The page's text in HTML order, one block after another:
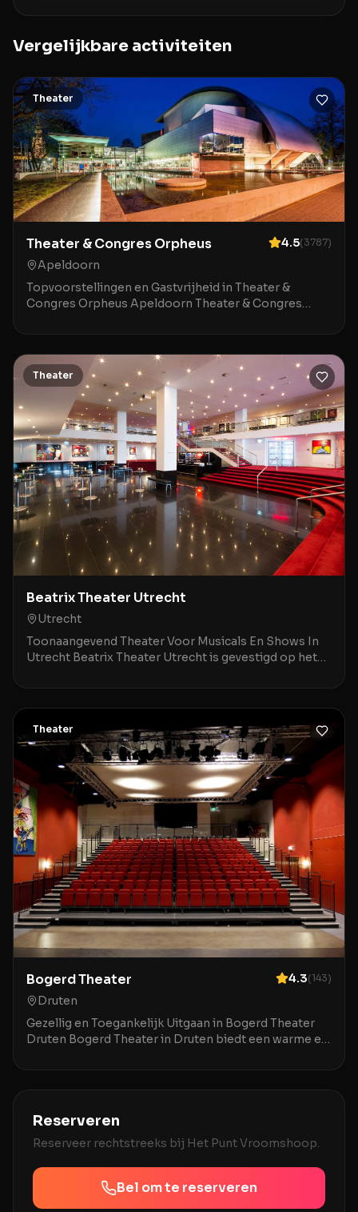
Vergelijkbare activiteiten
Theater
Theater & Congres Orpheus 4.5(3787)
Apeldoorn
Topvoorstellingen en Gastvrijheid in Theater &
Congres Orpheus Apeldoorn Theater & Congres
waar mod
Theater
Beatrix Theater Utrecht
Utrecht
Toonaangevend Theater Voor Musicals En Shows In
Utrecht Beatrix Theater Utrecht is gevestigd op het
Theater
Bogerd Theater 4.3(143)
Druten
Gezellig en Toegankelijk Uitgaan in Bogerd Theater
Druten Bogerd Theater in Druten biedt een warme en
Reserveren
Reserveer rechtstreeks bij Het Punt Vroomshoop.
Bel om te reserveren